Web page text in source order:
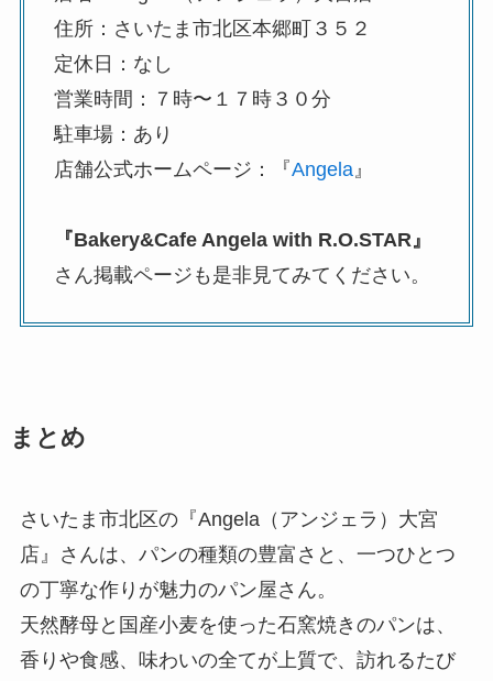
住所：さいたま市北区本郷町３５２
定休日：なし
営業時間：７時〜１７時３０分
駐車場：あり
店舗公式ホームページ：『Angela』
『Bakery&Cafe Angela with R.O.STAR』
さん掲載ページも是非見てみてください。
まとめ
さいたま市北区の『Angela（アンジェラ）大宮
店』さんは、パンの種類の豊富さと、一つひとつ
の丁寧な作りが魅力のパン屋さん。
天然酵母と国産小麦を使った石窯焼きのパンは、
香りや食感、味わいの全てが上質で、訪れるたび